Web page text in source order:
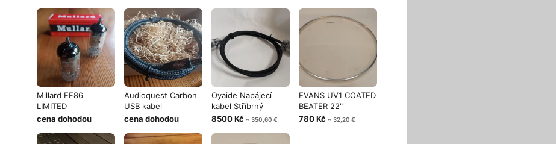
Millard EF86
LIMITED
cena dohodou
Audioquest Carbon
USB kabel
cena dohodou
Oyaide Napájecí
kabel Stříbrný
8500 Kč ~ 350,60 €
EVANS UV1 COATED
BEATER 22"
780 Kč ~ 32,20 €